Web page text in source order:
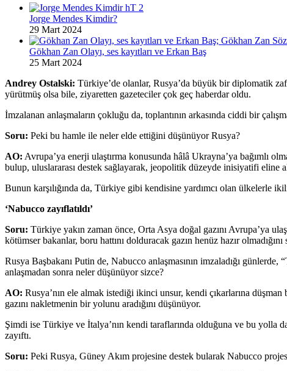
Jorge Mendes Kimdir?
29 Mart 2024
Gökhan Zan Olayı, ses kayıtları ve Erkan Baş
25 Mart 2024
Andrey Ostalski: Türkiye’de olanlar, Rusya’da büyük bir diplomatik
yürütmüş olsa bile, ziyaretten gazeteciler çok geç haberdar oldu.
İmzalanan anlaşmaların çokluğu da, toplantının arkasında ciddi bir
Soru: Peki bu hamle ile neler elde ettiğini düşünüyor Rusya?
AO: Avrupa’ya enerji ulaştırma konusunda hâlâ Ukrayna’ya bağımlı
bulup, uluslararası destek sağlayarak, jeopolitik düzeyde inisiyatifi eline
Bunun karşılığında da, Türkiye gibi kendisine yardımcı olan ülkelerle
‘Nabucco zayıflatıldı’
Soru: Türkiye yakın zaman önce, Orta Asya doğal gazını Avrupa’ya
kötümser bakanlar, boru hattını dolduracak gazın henüz hazır
Rusya Başbakanı Putin de, Nabucco anlaşmasının imzaladığı
anlaşmadan sonra neler düşünüyor sizce?
AO: Rusya’nın ele almak istediği ikinci unsur, kendi çıkarlarına
gazını nakletmenin bir yolunu aradığını düşünüyor.
Şimdi ise Türkiye ve İtalya’nın kendi taraflarında olduğuna ve bu yolla
zayıftı.
Soru: Peki Rusya, Güney Akım projesine destek bularak Nabucco